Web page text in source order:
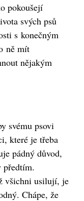
pokoušejí
svých psů
s konečným
ně mít
nějakým
svému psovi
které je třeba
pádný důvod,
předtím.
všichni usilují, je
Chápe, že